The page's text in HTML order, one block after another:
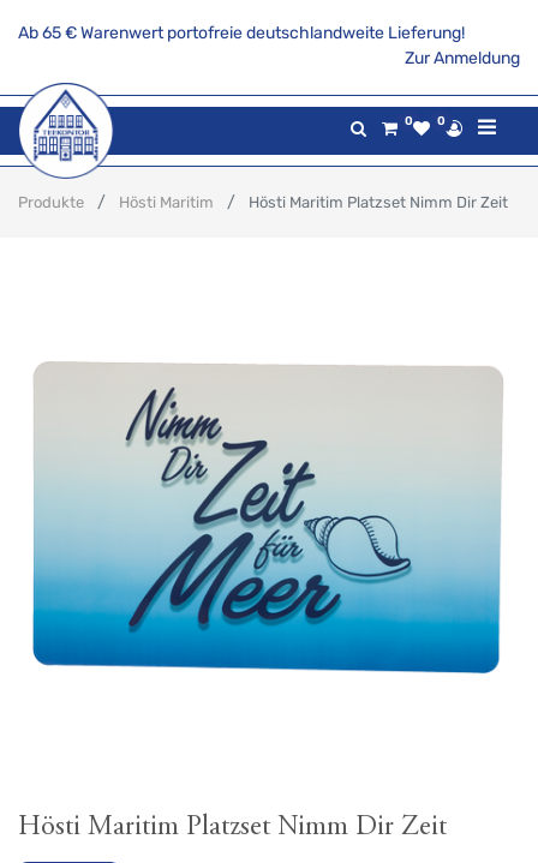
Ab 65 € Warenwert portofreie deutschlandweite Lieferung!
Zur Anmeldung
0 0
Produkte Hösti Maritim Hösti Maritim Platzset Nimm Dir Zeit
Hösti Maritim Platzset Nimm Dir Zeit